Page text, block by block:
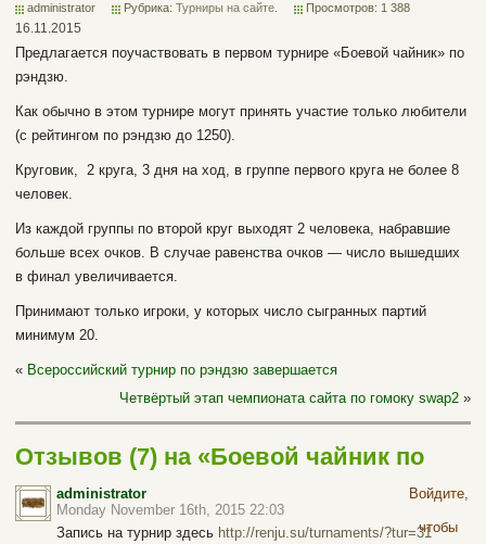
administrator Рубрика: Турниры на сайте Просмотров: 1 388
16.11.2015
Предлагается поучаствовать в первом турнире «Боевой чайник» по
рэндзю.
Как обычно в этом турнире могут принять участие только любители
(с рейтингом по рэндзю до 1250).
Круговик, 2 круга, 3 дня на ход, в группе первого круга не более 8
человек.
Из каждой группы по второй круг выходят 2 человека, набравшие
больше всех очков. В случае равенства очков — число вышедших
в финал увеличивается.
Принимают только игроки, у которых число сыгранных партий
минимум 20.
« Всероссийский турнир по рэндзю завершается
Четвёртый этап чемпионата сайта по гомоку swap2 »
Отзывов (7) на «Боевой чайник по
рэндзю»
administrator
Monday November 16th, 2015 22:03
Войдите,
чтобы
Запись на турнир здесь http://renju.su/turnaments/?tur=31